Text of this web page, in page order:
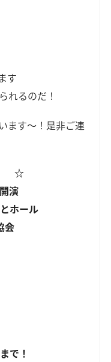
す
れるのだ！
ます～！是非ご連
』 ☆
演
ホール
会
で！